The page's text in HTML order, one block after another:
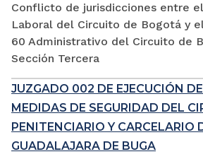
Conflicto de jurisdicciones entre
Laboral del Circuito de Bogotá y
60 Administrativo del Circuito de
Sección Tercera
JUZGADO 002 DE EJECUCIÓN
MEDIDAS DE SEGURIDAD DEL
PENITENCIARIO Y CARCELARIO
GUADALAJARA DE BUGA